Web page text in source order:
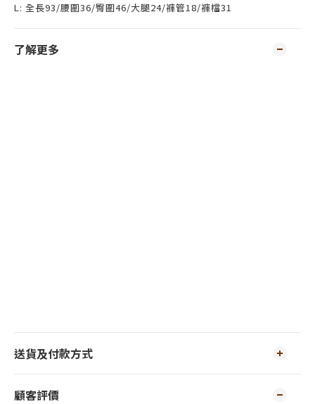
L: 全長93/腰圍36/臀圍46/大腿24/褲管18/褲檔31
了解更多
送貨及付款方式
顧客評價